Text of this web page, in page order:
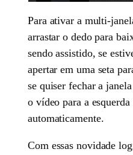
Para ativar a multi-
arrastar o dedo para
sendo assistido, se
apertar em uma seta
se quiser fechar a
o vídeo para a
automaticamente.
Com essas novidade